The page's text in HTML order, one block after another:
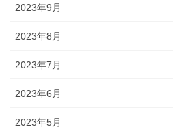
2023年9月
2023年8月
2023年7月
2023年6月
2023年5月